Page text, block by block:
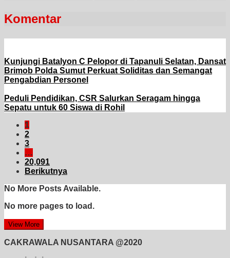
Komentar
Kunjungi Batalyon C Pelopor di Tapanuli Selatan, Dansat
Brimob Polda Sumut Perkuat Soliditas dan Semangat
Pengabdian Personel
Peduli Pendidikan, CSR Salurkan Seragam hingga
Sepatu untuk 60 Siswa di Rohil
1
2
3
…
20,091
Berikutnya
No More Posts Available.
No more pages to load.
View More
CAKRAWALA NUSANTARA @2020